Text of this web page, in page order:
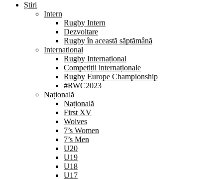
Știri
Intern
Rugby Intern
Dezvoltare
Rugby în această săptămână
Internațional
Rugby Internațional
Competiții internaționale
Rugby Europe Championship
#RWC2023
Națională
Națională
First XV
Wolves
7’s Women
7’s Men
U20
U19
U18
U17